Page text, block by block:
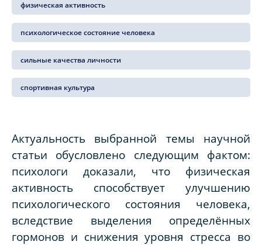
физическая активность
психологическое состояние человека
сильные качества личности
спортивная культура
Актуальность выбранной темы научной
статьи обусловлено следующим фактом:
психологи доказали, что физическая
активность способствует улучшению
психологического состояния человека,
вследствие выделения определённых
гормонов и снижения уровня стресса во